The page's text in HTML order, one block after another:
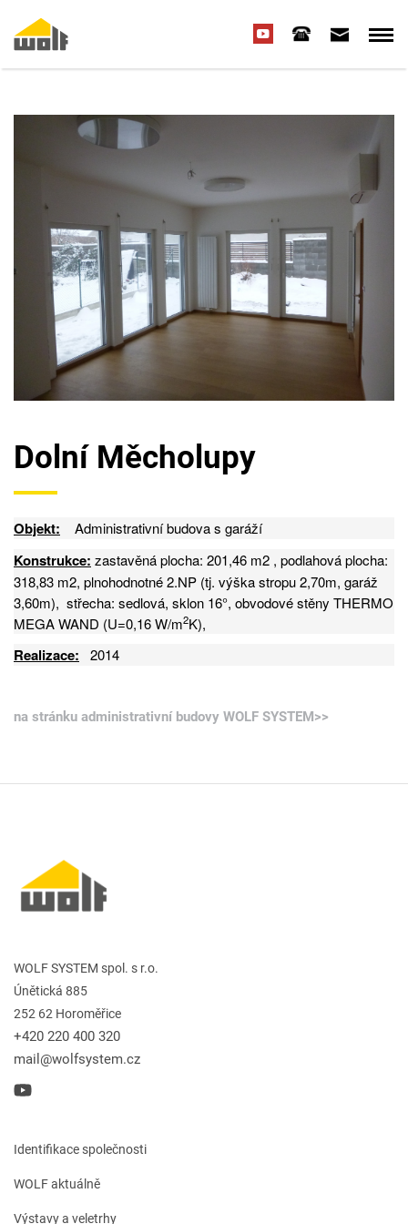
Dolní Měcholupy
Objekt: Administrativní budova s garáží
Konstrukce: zastavěná plocha: 201,46 m2 , podlahová plocha:
318,83 m2, plnohodnotné 2.NP (tj. výška stropu 2,70m, garáž
3,60m), střecha: sedlová, sklon 16°, obvodové stěny THERMO
MEGA WAND (U=0,16 W/m2K),
Realizace: 2014
na stránku administrativní budovy WOLF SYSTEM>>
WOLF SYSTEM spol. s r.o.
Únětická 885
252 62 Horoměřice
+420 220 400 320
mail@wolfsystem.cz
Identifikace společnosti
WOLF aktuálně
Výstavy a veletrhy